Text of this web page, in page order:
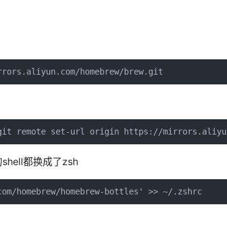
homebrew/brew.git
git remote set-url origin https://
都换成了zsh
homebrew/homebrew-bottles' >> ~/.zshrc